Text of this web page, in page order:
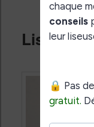
Liseuse